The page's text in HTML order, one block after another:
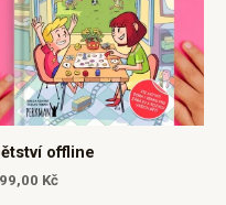
offline
Kč